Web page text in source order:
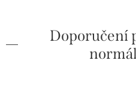
Doporučení